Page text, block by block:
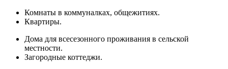
Комнаты в коммуналках, общежитиях.
Квартиры.
Дома для всесезонного проживания в сельской
местности.
Загородные коттеджи.